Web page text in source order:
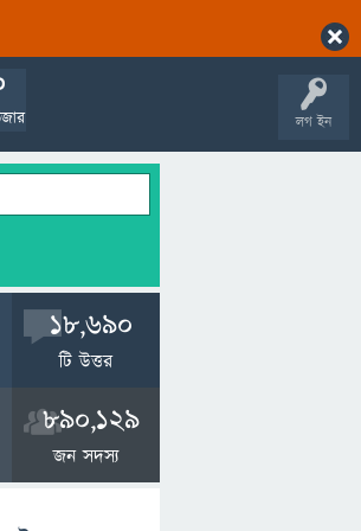
লগ ইন
18,690
টি উত্তর
890,129
জন সদস্য